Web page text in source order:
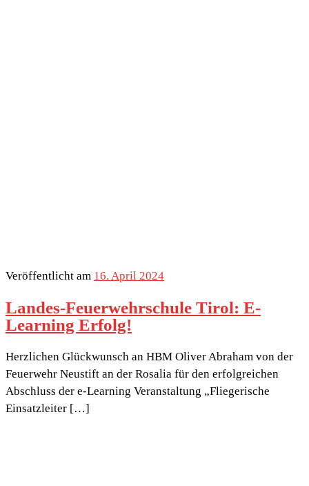
Veröffentlicht am 16. April 2024
Landes-Feuerwehrschule Tirol: E-
Learning Erfolg!
Herzlichen Glückwunsch an HBM Oliver Abraham von der
Feuerwehr Neustift an der Rosalia für den erfolgreichen
Abschluss der e-Learning Veranstaltung „Fliegerische
Einsatzleiter […]